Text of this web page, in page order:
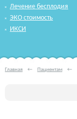
Лечение бесплодия
ЭКО стоимость
ИКСИ
Главная ← Пациентам ←